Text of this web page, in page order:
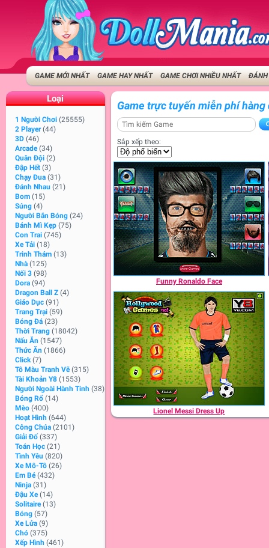
GAME MỚI NHẤT GAME HAY NHẤT GAME CHƠI NHIỀU NHẤT ĐÁNH
Loại
1 Người Chơi (25555)
2 Player (44)
3D (46)
Arcade (34)
Quân Đội (2)
Đập Hết (3)
Chạy Đua (31)
Đánh Nhau (21)
Bom (15)
Súng (4)
Người Bắn Bóng (24)
Bánh Mì Kẹp (75)
Con Trai (745)
Xe Tải (18)
Trinh Thám (13)
Nhà (125)
Nối 3 (98)
Dora (94)
Dragon Ball Z (4)
Giáo Dục (91)
Trang Trại (59)
Bóng Đá (23)
Thời Trang (18042)
Nấu Ăn (1547)
Thức Ăn (1866)
Click (7)
Tô Màu Tranh Vẽ (315)
Tài Khoản Y8 (1553)
Người Ngoài Hành Tinh (38)
Bóng Rổ (14)
Mèo (400)
Hoạt Hình (644)
Công Chúa (2101)
Giải Đố (337)
Toán Học (21)
Tình Yêu (820)
Xe Mô-Tô (26)
Em Bé (432)
Ninja (31)
Đậu Xe (14)
Solitaire (13)
Bóng (57)
Xe Lửa (9)
Chó (375)
Xếp Hình (461)
Game trực tuyến miễn phí
Sắp xếp theo:
Funny Ronaldo Face
Lionel Messi Dress Up